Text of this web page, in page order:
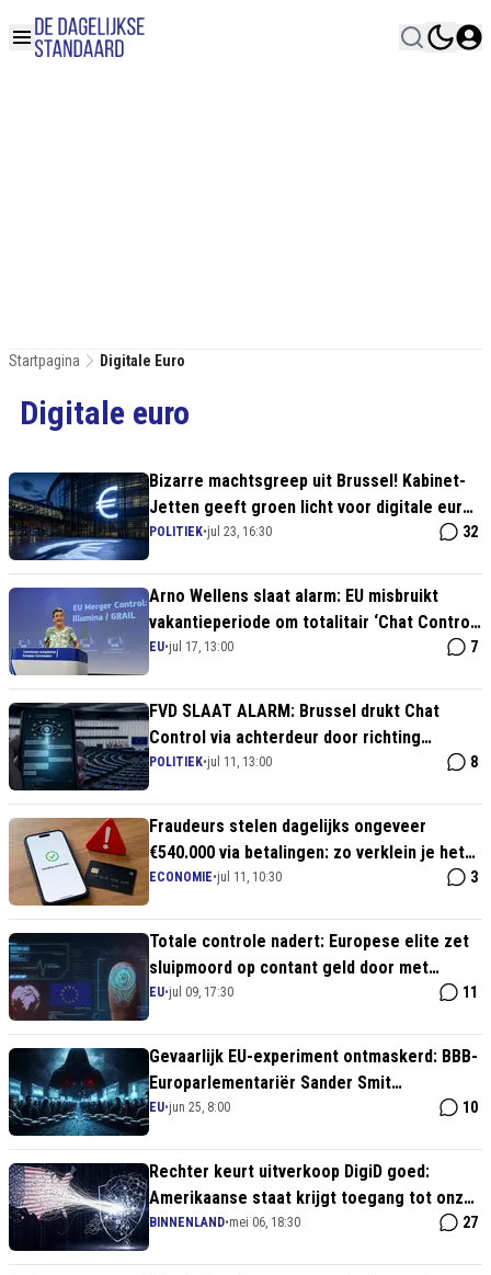
Startpagina Digitale Euro
Digitale euro
Bizarre machtsgreep uit Brussel! Kabinet-
Jetten geeft groen licht voor digitale euro:
Contant geld en privacy vogelvrij verklaard!
POLITIEK•jul 23, 16:30 32
Arno Wellens slaat alarm: EU misbruikt
vakantieperiode om totalitair ‘Chat Control’
door te drukken
EU•jul 17, 13:00 7
FVD SLAAT ALARM: Brussel drukt Chat
Control via achterdeur door richting
massasurveillance
POLITIEK•jul 11, 13:00 8
Fraudeurs stelen dagelijks ongeveer
€540.000 via betalingen: zo verklein je het
risico
ECONOMIE•jul 11, 10:30 3
Totale controle nadert: Europese elite zet
sluipmoord op contant geld door met
digitale munt
EU•jul 09, 17:30 11
Gevaarlijk EU-experiment ontmaskerd: BBB-
Europarlementariër Sander Smit
waarschuwt voor totale financiële
EU•jun 25, 8:00 10
Rechter keurt uitverkoop DigiD goed:
Amerikaanse staat krijgt toegang tot onze
privégegevens
BINNENLAND•mei 06, 18:30 27